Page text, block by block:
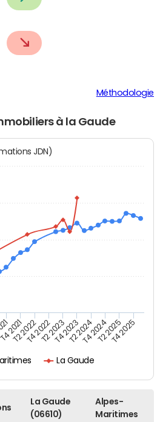
Méthodologie
à la Gaude
estimations JDN)
La Gaude
2021
T2 2022T4 2022T2 2023T4 2023T2 2024T4 2024T2 2025T4 2025
La Gaude
(06610)
Alpes-
Maritimes